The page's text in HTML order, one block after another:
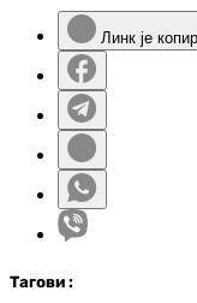
Линк је
Тагови :